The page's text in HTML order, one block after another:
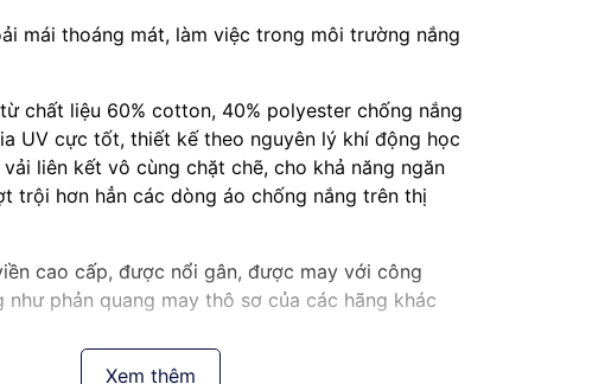
mái thoáng mát, làm việc trong môi trường nắng
chất liệu 60% cotton, 40% polyester chống nắng
UV cực tốt, thiết kế theo nguyên lý khí động học
liên kết vô cùng chặt chẽ, cho khả năng ngăn
trội hơn hẳn các dòng áo chống nắng trên thị
cao cấp, được nổi gân, được may với công
như phản quang may thô sơ của các hãng khác
nhập khẩu chất mềm mát thấm hút mồ hôi hơn
Xem thêm